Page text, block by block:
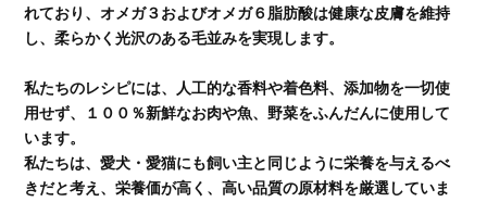
れており、オメガ３およびオメガ６脂肪酸は健康な皮膚を維持
し、柔らかく光沢のある毛並みを実現します。
私たちのレシピには、人工的な香料や着色料、添加物を一切使
用せず、１００％新鮮なお肉や魚、野菜をふんだんに使用して
います。
私たちは、愛犬・愛猫にも飼い主と同じように栄養を与えるべ
きだと考え、栄養価が高く、高い品質の原材料を厳選していま